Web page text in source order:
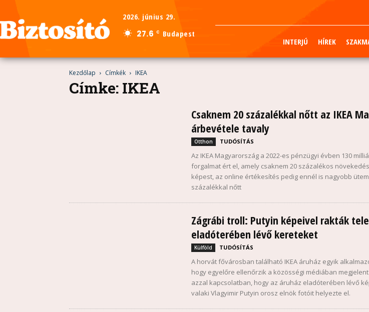
2026. június 29.
27.6 C Budapest
INTERJÚ HÍREK
Kezdőlap Címkék IKEA
Címke: IKEA
Csaknem 20 százalékkal nőtt az IKEA
árbevétele tavaly
Otthon TUDÓSÍTÁS
Az IKEA Magyarország a 2022-es pénzügyi évben 130
forgalmat ért el, amely csaknem 20 százalékos
képest, az online értékesítés pedig ennél is nagyobb
százalékkal nőtt
Zágrábi troll: Putyin képeivel rakták tele
eladóterében lévő kereteket
Külföld TUDÓSÍTÁS
A horvát fővárosban található IKEA áruház egyik
hogy egyelőre ellenőrzik a közösségi médiában
azzal kapcsolatban, hogy az áruház eladóterében lévő
valaki Vlagyimir Putyin orosz elnök fotóit helyezte el.